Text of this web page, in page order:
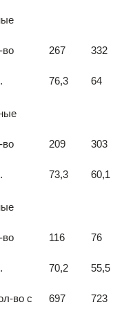
во 267 332
76,3 64
во 209 303
73,3 60,1
во 116 76
70,2 55,5
во с
697 723